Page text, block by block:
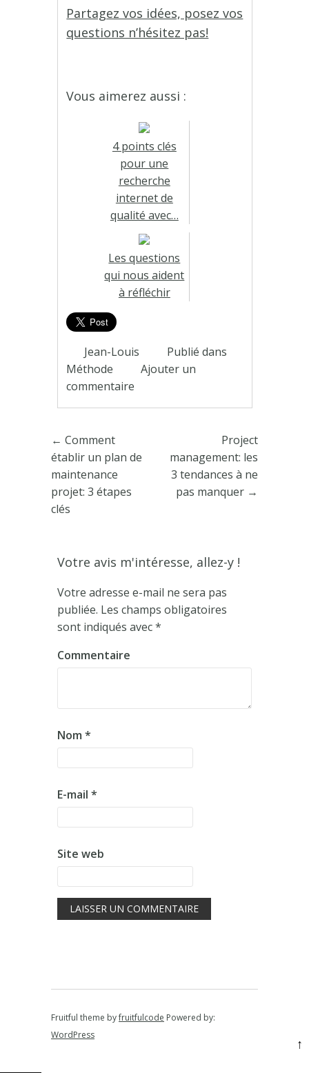
Partagez vos idées, posez vos
questions n’hésitez pas!
Vous aimerez aussi :
4 points clés
pour une
recherche
internet de
qualité avec…
Les questions
qui nous aident
à réfléchir
Jean-Louis
Publié dans
Méthode
Ajouter un
commentaire
Poster navigation
← Comment
établir un plan de
maintenance
projet: 3 étapes
clés
Project
management: les
3 tendances à ne
pas manquer →
Votre avis m'intéresse, allez-y !
Votre adresse e-mail ne sera pas
publiée. Les champs obligatoires
sont indiqués avec*
Commentaire
Nom *
E-mail *
Site web
Fruitful theme byfruitfulcode Powered by:
WordPress
↑